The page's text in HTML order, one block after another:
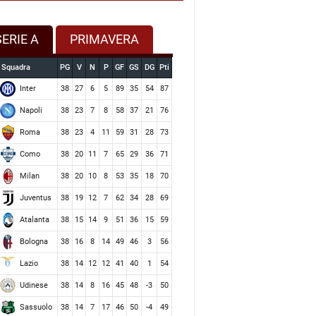
A PRIMAVERA
Squadra PG V N P GF GS DG Pti
Inter 38 27 6 5 89 35 54 87
Napoli 38 23 7 8 58 37 21 76
Roma 38 23 4 11 59 31 28 73
Como 38 20 11 7 65 29 36 71
Milan 38 20 10 8 53 35 18 70
Juventus 38 19 12 7 62 34 28 69
Atalanta 38 15 14 9 51 36 15 59
Bologna 38 16 8 14 49 46 3 56
Lazio 38 14 12 12 41 40 1 54
Udinese 38 14 8 16 45 48 -3 50
Sassuolo 38 14 7 17 46 50 -4 49